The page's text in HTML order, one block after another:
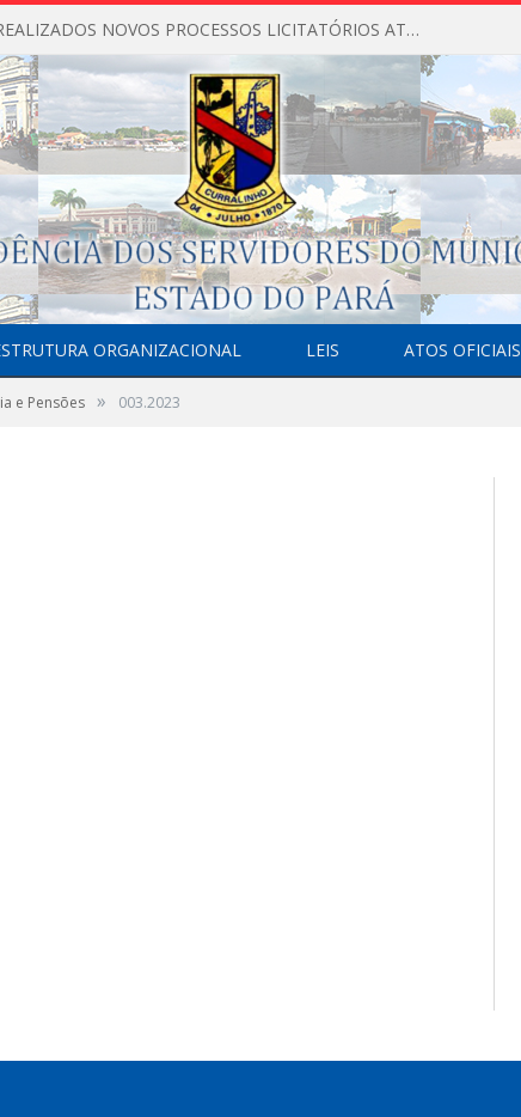
NÃO FORAM REALIZADOS NOVOS PROCESSOS LICITATÓRIOS ATÉ O MOMENTO DO ANO DE 2026
ORGANIZACIONAL LEIS ATOS OFICIAIS
e Pensões » 003.2023